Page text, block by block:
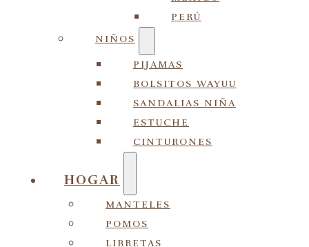
PERÚ
NIÑOS
PIJAMAS
BOLSITOS WAYUU
SANDALIAS NIÑA
ESTUCHE
CINTURONES
HOGAR
MANTELES
POMOS
LIBRETAS